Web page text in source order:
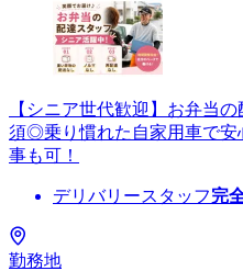
【シニア世代歓迎】お弁当
須◎乗り慣れた自家用車で安
事も可！
デリバリースタッフ完
勤務地